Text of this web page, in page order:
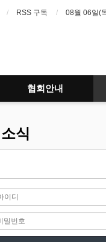
RSS 구독 08월 06일(
협회안내
식